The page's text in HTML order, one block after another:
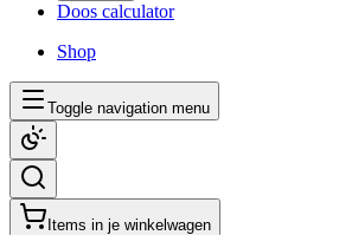
Doos calculator
Shop
Toggle navigation menu
Items in je winkelwagen